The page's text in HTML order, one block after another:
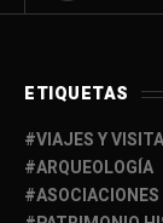
ETIQUETAS
VIAJES Y
ARQUEOLOGÍA